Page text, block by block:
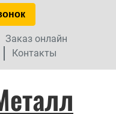
Заказ онлайн
Контакты